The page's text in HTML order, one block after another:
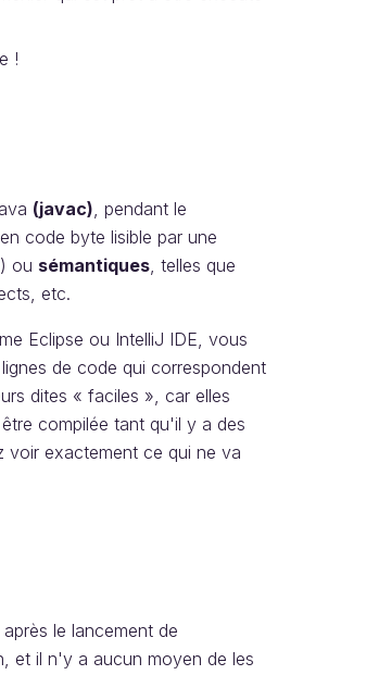
!
(javac), pendant le
code byte lisible par une
ou sémantiques, telles que
etc.
Eclipse ou IntelliJ IDE, vous
de code qui correspondent
dites « faciles », car elles
compilée tant qu'il y a des
voir exactement ce qui ne va
le lancement de
et il n'y a aucun moyen de les